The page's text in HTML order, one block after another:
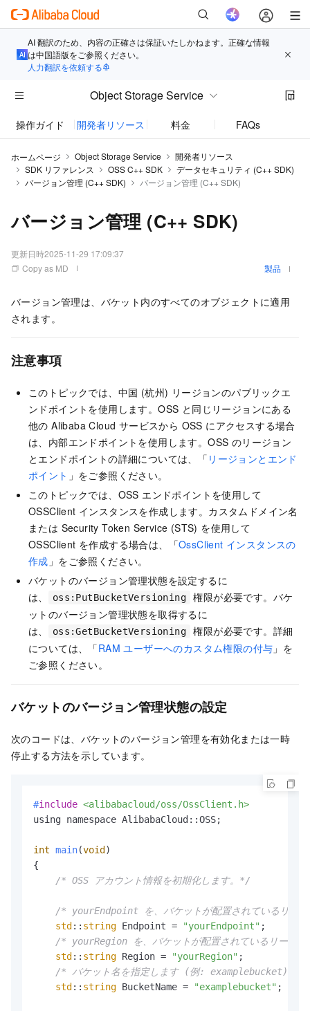
AI 翻訳のため、内容の正確さは保証いたしかねます。正確な情報
は中国語版をご参照ください。
人力翻訳を依頼する
Object Storage Service
操作ガイド 開発者リソース 料金 FAQs
ホームページ Object Storage Service
開発者リソース
SDK リファレンス
OSS C++ SDK
データセキュリティ (C++ SDK)
バージョン管理 (C++ SDK)
バージョン管理 (C++ SDK)
バージョン管理 (C++ SDK)
更新日時2025-11-29 17:09:37
Copy as MD
製品
バージョン管理は、バケット内のすべてのオブジェクトに適用
されます。
注意事項
このトピックでは、中国 (杭州) リージョンのパブリックエ
ンドポイントを使用します。OSS と同じリージョンにある
他の Alibaba Cloud サービスから OSS にアクセスする場合
は、内部エンドポイントを使用します。OSS のリージョン
とエンドポイントの詳細については、「 リージョンとエンド
ポイント 」をご参照ください。
このトピックでは、OSS エンドポイントを使用して
OSSClient インスタンスを作成します。カスタムドメイン名
または Security Token Service (STS) を使用して
OSSClient を作成する場合は、「OssClient インスタンスの
作成 」をご参照ください。
バケットのバージョン管理状態を設定するに
は、
oss:PutBucketVersioning
権限が必要です。バケ
ットのバージョン管理状態を取得するに
は、
oss:GetBucketVersioning
権限が必要です。詳細
については、「RAM ユーザーへのカスタム権限の付与 」を
ご参照ください。
バケットのバージョン管理状態の設定
次のコードは、バケットのバージョン管理を有効化または一時
停止する方法を示しています。
#include <alibabacloud/oss/OssClient.h>
using namespace AlibabaCloud::OSS;
int main(void )
{
/* OSS アカウント情報を初期化します。*/
/* yourEndpoint を、バケットが配置されているリー
std :: string Endpoint = "yourEndpoint" ;
/* yourRegion を、バケットが配置されているリージ
std :: string Region = "yourRegion" ;
/* バケット名を指定します (例: examplebucket)。*/
std :: string BucketName = "examplebucket" ;